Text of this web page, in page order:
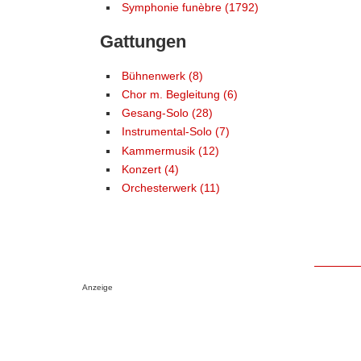
Symphonie funèbre (1792)
Gattungen
Bühnenwerk (8)
Chor m. Begleitung (6)
Gesang-Solo (28)
Instrumental-Solo (7)
Kammermusik (12)
Konzert (4)
Orchesterwerk (11)
Anzeige